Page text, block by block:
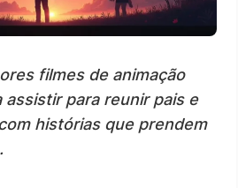
filmes de animação
assistir para reunir pais e
histórias que prendem